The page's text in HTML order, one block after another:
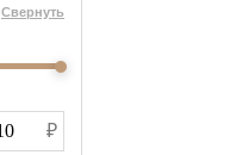
Cвернуть